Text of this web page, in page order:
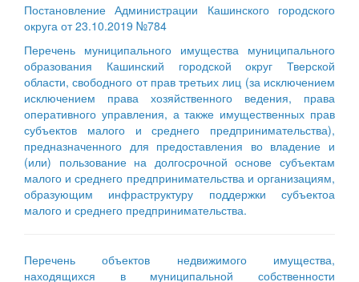
Постановление Администрации Кашинского городского
округа от 23.10.2019 №784
Перечень муниципального имущества муниципального
образования Кашинский городской округ Тверской
области, свободного от прав третьих лиц (за исключением
исключением права хозяйственного ведения, права
оперативного управления, а также имущественных прав
субъектов малого и среднего предпринимательства),
предназначенного для предоставления во владение и
(или) пользование на долгосрочной основе субъектам
малого и среднего предпринимательства и организациям,
образующим инфраструктуру поддержки субъектоа
малого и среднего предпринимательства.
Перечень объектов недвижимого имущества,
находящихся в муниципальной собственности